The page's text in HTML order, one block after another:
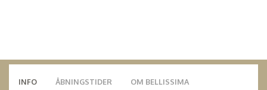
INFO ÅBNINGSTIDER OM BELLISSIMA